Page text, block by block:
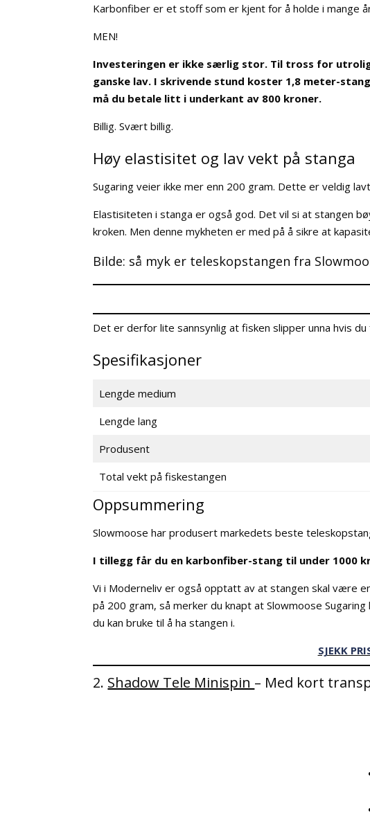
Karbonfiber er et stoff som er kjent for å holde i mange
MEN!
Investeringen er ikke særlig stor. Til tross for
ganske lav. I skrivende stund koster 1,8 meter-
må du betale litt i underkant av 800 kroner.
Billig. Svært billig.
Høy elastisitet og lav vekt på stanga
Sugaring veier ikke mer enn 200 gram. Dette er veldig
Elastisiteten i stanga er også god. Det vil si at stangen
kroken. Men denne mykheten er med på å sikre at
Bilde: så myk er teleskopstangen fra
Det er derfor lite sannsynlig at fisken slipper unna hvis
Spesifikasjoner
Lengde medium
Lengde lang
Produsent
Total vekt på fiskestangen
Oppsummering
Slowmoose har produsert markedets beste
I tillegg får du en karbonfiber-stang til under 1000
Vi i Moderneliv er også opptatt av at stangen skal være
på 200 gram, så merker du knapt at Slowmoose
du kan bruke til å ha stangen i.
SJEKK
2. Shadow Tele Minispin – Med kort